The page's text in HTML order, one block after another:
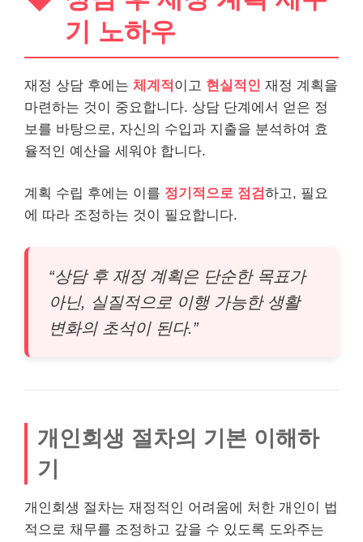
기 노하우
재정 상담 후에는 체계적 이고 현실적인 재정 계획을
마련하는 것이 중요합니다. 상담 단계에서 얻은 정
보를 바탕으로, 자신의 수입과 지출을 분석하여 효
율적인 예산을 세워야 합니다.
계획 수립 후에는 이를 정기적으로 점검하고, 필요
에 따라 조정하는 것이 필요합니다.
“상담 후 재정 계획은 단순한 목표가
아닌, 실질적으로 이행 가능한 생활
변화의 초석이 된다.”
개인회생 절차의 기본 이해하
기
개인회생 절차는 재정적인 어려움에 처한 개인이 법
적으로 채무를 조정하고 갚을 수 있도록 도와주는